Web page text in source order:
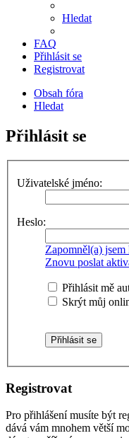
Hledat
FAQ
Přihlásit se
Registrovat
Obsah fóra
Hledat
Přihlásit se
Uživatelské jméno:
Heslo:
Zapomněl(a) jsem
Znovu poslat
Přihlásit mě
Skrýt můj
Registrovat
Pro přihlášení musíte být
dává vám mnohem větší